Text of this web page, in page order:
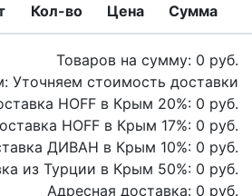
Кол-во Цена Сумма
Товаров на сумму: 0 руб.
Уточняем стоимость доставки
HOFF в Крым 20%: 0 руб.
HOFF в Крым 17%: 0 руб.
ДИВАН в Крым 10%: 0 руб.
из Турции в Крым 50%: 0 руб.
Адресная доставка: 0 руб.